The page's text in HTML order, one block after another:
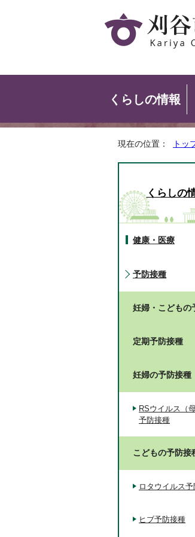
くらしの情報
現在の位置： トッ
くらしの
健康・医療
予防接種
妊婦・こどもの
定期予防接種
妊婦の予防接種
RSウイルス（
予防接種
こどもの予防接
ロタウイルス
ヒブ予防接種